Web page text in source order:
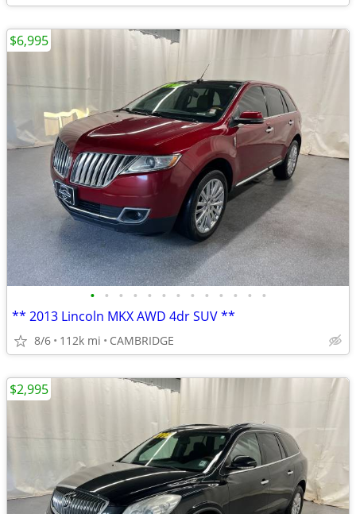
• • • • • • • • • • • • •
** 2013 Lincoln MKX AWD 4dr SUV **
8/6 112k mi CAMBRIDGE
$6,995
$2,995